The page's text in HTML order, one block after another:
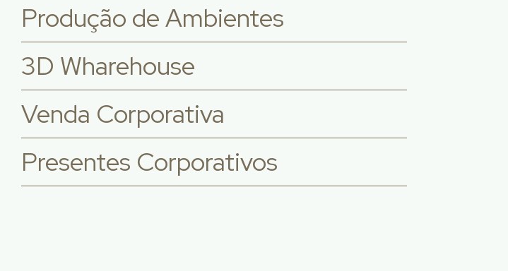
Produção de Ambientes
3D Wharehouse
Venda Corporativa
Presentes Corporativos